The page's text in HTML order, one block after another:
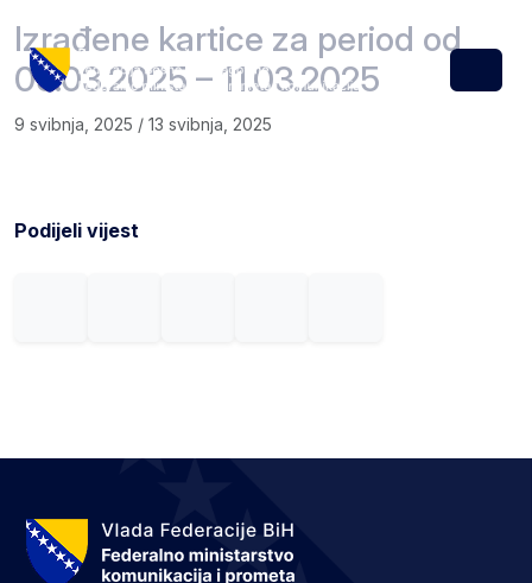
Menu
Izrađene kartice za period od
05.03.2025 – 11.03.2025
9 svibnja, 2025 / 13 svibnja, 2025
Podijeli vijest